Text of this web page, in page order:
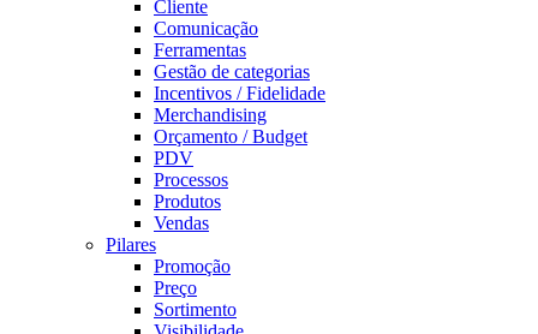
Cliente
Comunicação
Ferramentas
Gestão de categorias
Incentivos / Fidelidade
Merchandising
Orçamento / Budget
PDV
Processos
Produtos
Vendas
Pilares
Promoção
Preço
Sortimento